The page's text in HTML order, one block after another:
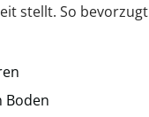
stellt. So bevorzugt
Boden